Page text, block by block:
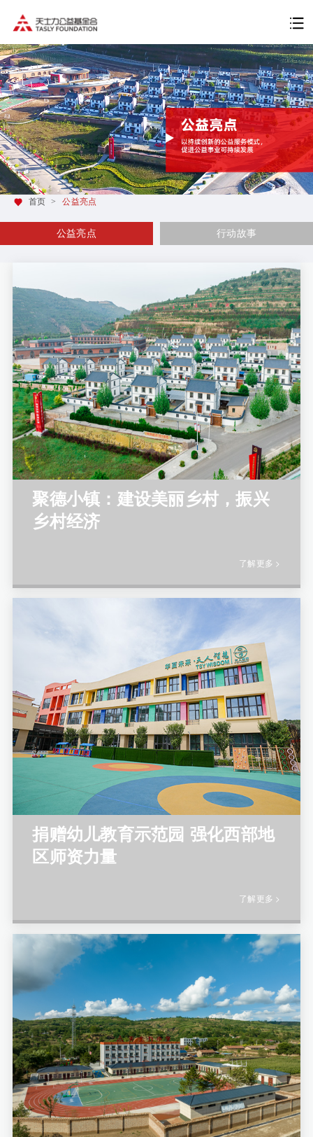
首页 > 公益亮点
公益亮点 行动故事
聚德小镇：建设美丽乡村，振兴
乡村经济
了解更多 >
捐赠幼儿教育示范园 强化西部地
区师资力量
了解更多 >